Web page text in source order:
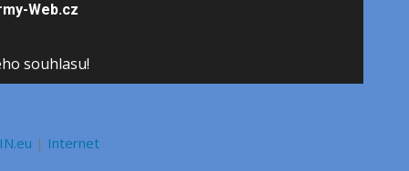
Web.cz
souhlasu!
| Internet